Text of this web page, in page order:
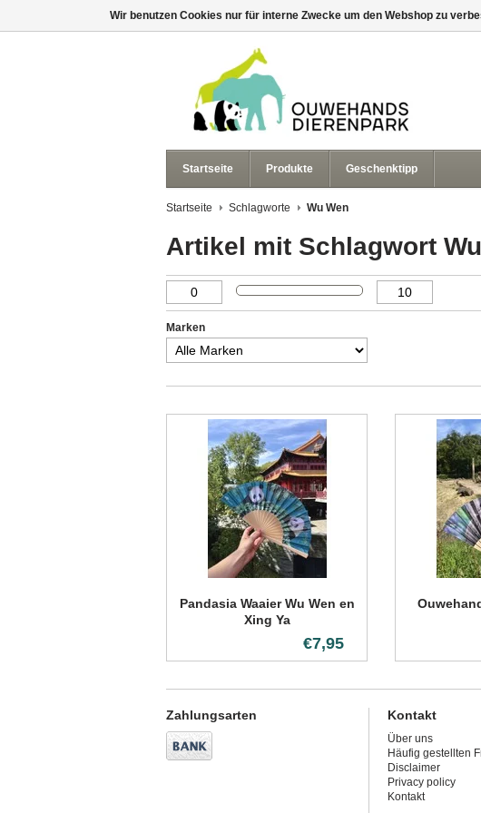
Startseite Produkte Geschenktipp
Startseite Schlagworte Wu Wen
Artikel mit Schlagwort
Marken
Pandasia Waaier Wu Wen en
Xing Ya
€7,95
Zahlungsarten Kontakt
Über uns
Häufig gestellten
Disclaimer
Privacy policy
Kontakt
Wir benutzen Cookies nur für interne Zwecke um den Webshop zu